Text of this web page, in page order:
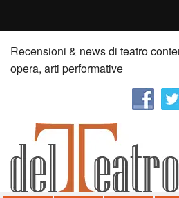
Home
Recensioni
News
Palazzi consiglia
Recensioni & news di teatro
opera, arti performative